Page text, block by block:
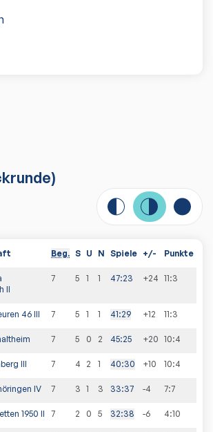
)
Beg. S U N Spiele +/- Punkte
II
7 5 1 1 47:23 +24 11:3
46 III 7 5 1 1 41:29 +12 11:3
7 5 0 2 45:25 +20 10:4
III 7 4 2 1 40:30 +10 10:4
IV 7 3 1 3 33:37 -4 7:7
1950 II 7 2 0 5 32:38 -6 4:10